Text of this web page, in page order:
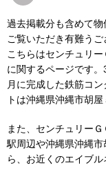
過去掲載分も含めて
ご覧いただき有難うご
こちらはセンチュリ
に関するページです
月に完成した鉄筋コ
トは沖縄県沖縄市胡
また、センチュリー
駅周辺や沖縄県沖縄
ら、お近くのエイブ